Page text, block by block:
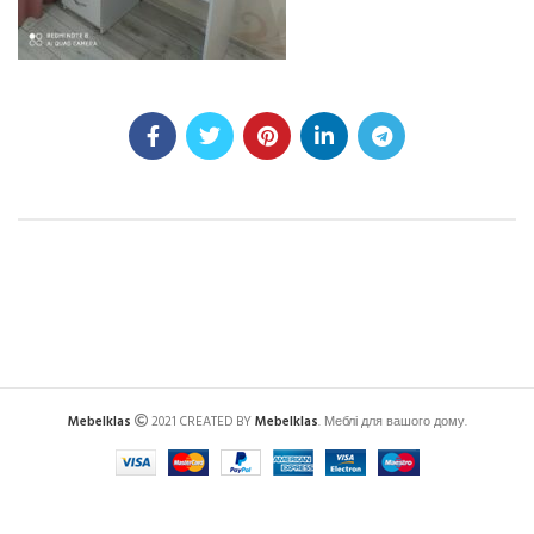
Mebelklas 2021 CREATED BYMebelklas. Меблі для вашого дому.